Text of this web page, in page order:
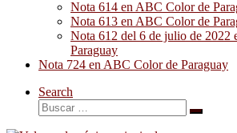
Nota 614 en ABC Color de
Nota 613 en ABC Color de
Nota 612 del 6 de julio de 2022
Paraguay
Nota 724 en ABC Color de Paraguay
Search
Buscar
Buscar